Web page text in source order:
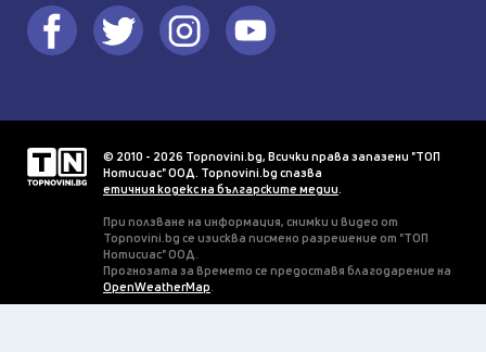
© 2010 - 2026 Topnovini.bg, Всички права запазени "ТОП
Нотисиас" ООД. Topnovini.bg спазва
етичния кодекс на българските медии
При ползване на информация, снимки и видео от
Topnovini.bg се изисква писмено разрешение от "ТОП
Нотисиас" ООД.
Прогнозата за времето се предоставя благодарение на
OpenWeatherMap